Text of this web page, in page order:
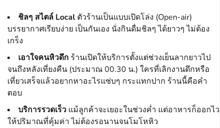
ชิลๆ สไตล์ Local ตัวร้านเป็นแบบเปิดโล่ง (Open-air)
บรรยากาศเรียบง่าย เป็นกันเอง นั่งกินดื่มชิลๆ ได้ยาวๆ ไม่ต้อง
เกร็ง
เอาใจคนหิวดึก ร้านเปิดให้บริการตั้งแต่ช่วงเย็นลากยาวไป
จนถึงหลังเที่ยงคืน (ประมาณ 00.30 น.) ใครที่เลิกงานดึกหรือ
เที่ยวเสร็จแล้วอยากหาอะไรแซ่บๆ กระแทกปาก ร้านนี้คือคำ
ตอบ
บริการรวดเร็ว แม้ลูกค้าจะเยอะในช่วงค่ำ แต่อาหารก็ออกไว
ให้ปริมาณที่คุ้มค่า ไม่ต้องรอนานจนโมโหหิว